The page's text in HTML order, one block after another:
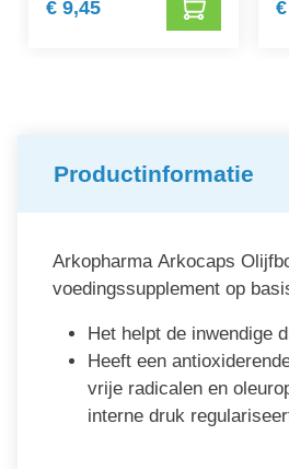
€ 9,45
Productinformatie
Arkopharma Arkocaps
voedingssupplement op
Het helpt de inwendige
Heeft een
vrije radicalen en
interne druk